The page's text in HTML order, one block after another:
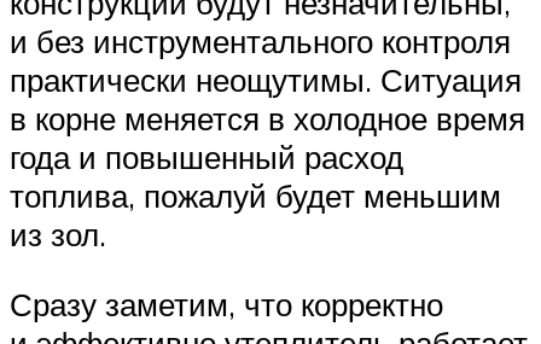
и без инструментального контроля
практически неощутимы. Ситуация
в корне меняется в холодное время
года и повышенный расход
топлива, пожалуй будет меньшим
из зол.
Сразу заметим, что корректно